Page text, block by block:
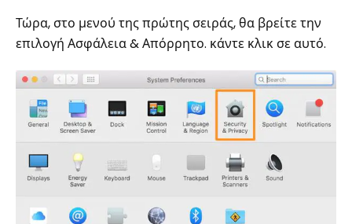
Τώρα, στο μενού της πρώτης σειράς, θα βρείτε την
επιλογή Ασφάλεια & Απόρρητο. κάντε κλικ σε αυτό.